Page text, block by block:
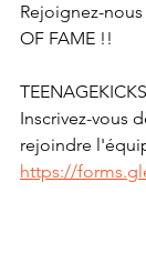
Rejoignez-
OF FAME !!
Inscrivez-vous
rejoindre
https://